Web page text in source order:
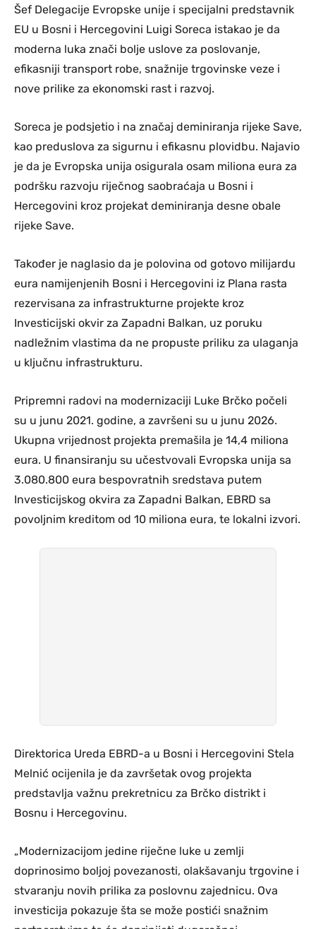
Šef Delegacije Evropske unije i specijalni predstavnik
EU u Bosni i Hercegovini Luigi Soreca istakao je da
moderna luka znači bolje uslove za poslovanje,
efikasniji transport robe, snažnije trgovinske veze i
nove prilike za ekonomski rast i razvoj.
Soreca je podsjetio i na značaj deminiranja rijeke Save,
kao preduslova za sigurnu i efikasnu plovidbu. Najavio
je da je Evropska unija osigurala osam miliona eura za
podršku razvoju riječnog saobraćaja u Bosni i
Hercegovini kroz projekat deminiranja desne obale
rijeke Save.
Također je naglasio da je polovina od gotovo milijardu
eura namijenjenih Bosni i Hercegovini iz Plana rasta
rezervisana za infrastrukturne projekte kroz
Investicijski okvir za Zapadni Balkan, uz poruku
nadležnim vlastima da ne propuste priliku za ulaganja
u ključnu infrastrukturu.
Pripremni radovi na modernizaciji Luke Brčko počeli
su u junu 2021. godine, a završeni su u junu 2026.
Ukupna vrijednost projekta premašila je 14,4 miliona
eura. U finansiranju su učestvovali Evropska unija sa
3.080.800 eura bespovratnih sredstava putem
Investicijskog okvira za Zapadni Balkan, EBRD sa
povoljnim kreditom od 10 miliona eura, te lokalni izvori.
Direktorica Ureda EBRD-a u Bosni i Hercegovini Stela
Melnić ocijenila je da završetak ovog projekta
predstavlja važnu prekretnicu za Brčko distrikt i
Bosnu i Hercegovinu.
„Modernizacijom jedine riječne luke u zemlji
doprinosimo boljoj povezanosti, olakšavanju trgovine i
stvaranju novih prilika za poslovnu zajednicu. Ova
investicija pokazuje šta se može postići snažnim